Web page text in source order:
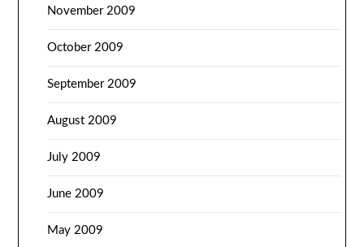
November 2009
October 2009
September 2009
August 2009
July 2009
June 2009
May 2009